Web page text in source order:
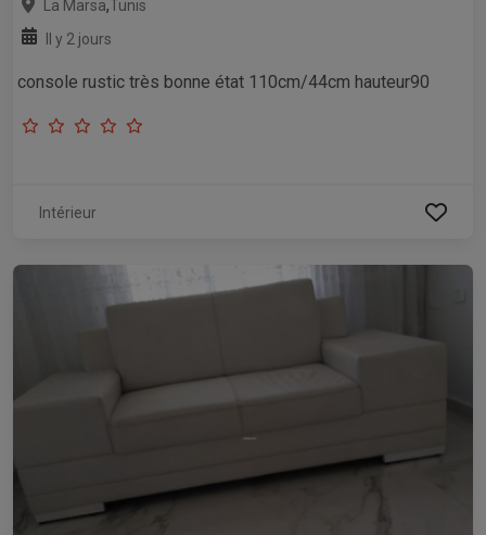
La Marsa, Tunis
Il y 2 jours
console rustic très bonne état 110cm/44cm hauteur90
Intérieur